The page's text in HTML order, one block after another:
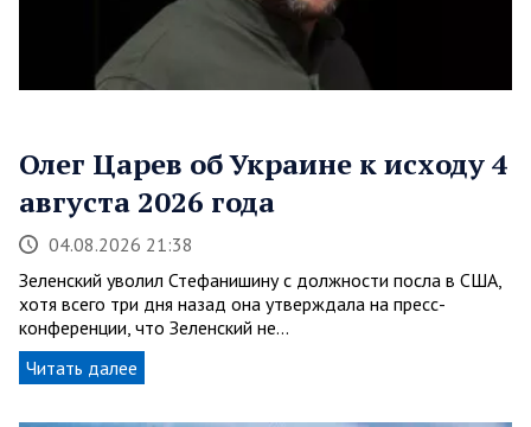
Олег Царев об Украине к исходу 4
августа 2026 года
04.08.2026 21:38
Зеленский уволил Стефанишину с должности посла в США,
хотя всего три дня назад она утверждала на пресс-
конференции, что Зеленский не…
Читать далее